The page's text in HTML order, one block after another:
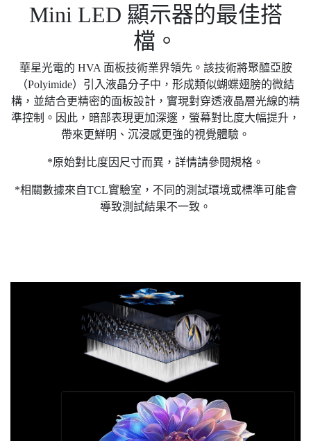
Mini LED 顯示器的最佳搭
檔。
華星光電的 HVA 面板技術業界領先。該技術將聚醯亞胺
（Polyimide）引入液晶分子中，形成類似蝴蝶翅膀的微結
構，並結合更精密的面板設計，實現對穿透液晶層光線的精
準控制。因此，暗部表現更加深邃，螢幕對比度大幅提升，
帶來更鮮明、沉浸感更強的視覺體驗。
*原始對比度因尺寸而異，詳情請參閱規格。
*相關數據來自TCL實驗室，不同的測試環境或標準可能會
導致測試結果不一致。